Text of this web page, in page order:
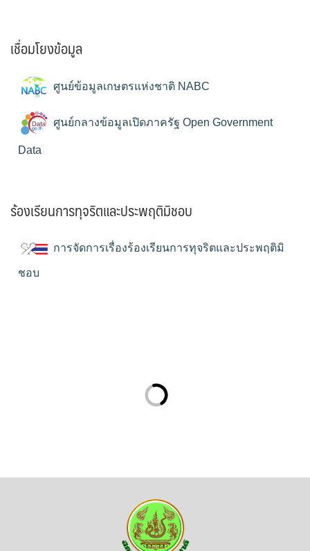
เชื่อมโยงข้อมูล
ศูนย์ข้อมูลเกษตรแห่งชาติ NABC
ศูนย์กลางข้อมูลเปิดภาครัฐ Open Government
Data
ร้องเรียนการทุจริตและประพฤติมิชอบ
การจัดการเรื่องร้องเรียนการทุจริตและประพฤติมิ
ชอบ